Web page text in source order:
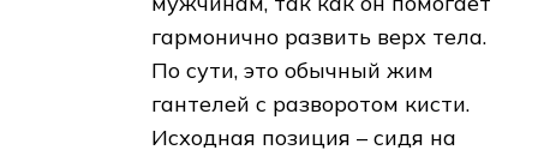
гармонично развить верх тела.
По сути, это обычный жим
гантелей с разворотом кисти.
Исходная позиция – сидя на